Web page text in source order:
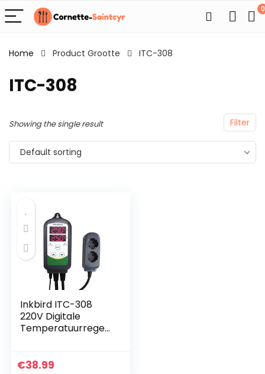
0
Home Product Grootte ITC-308
ITC-308
Filter
Showing the single result
Default sorting
Inkbird ITC-308
220V Digitale
Temperatuurregel
Verwarming en
€38.99